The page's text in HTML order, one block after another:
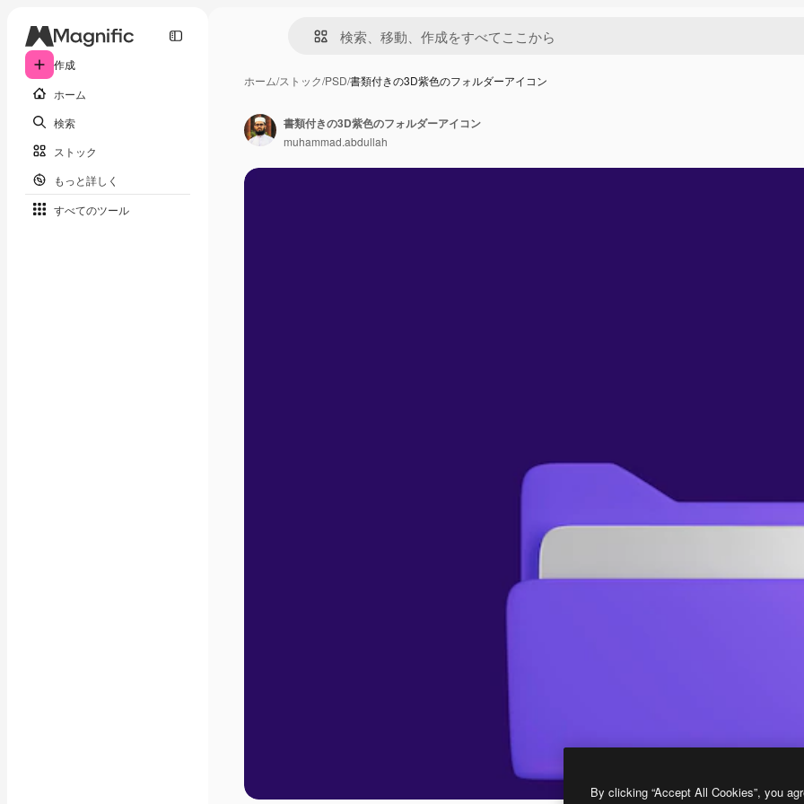
作成
ホーム
検索
ストック
もっと詳しく
すべてのツール
ホーム/ストック/PSD/書類付きの3D紫色のフォルダーアイコン
書類付きの3D紫色のフォルダーアイコン
muhammad.abdullah
By clicking “Accept All Cookies”, you